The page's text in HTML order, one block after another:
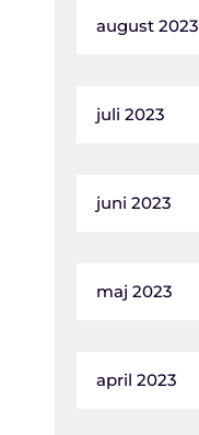
august 2023
juli 2023
juni 2023
maj 2023
april 2023